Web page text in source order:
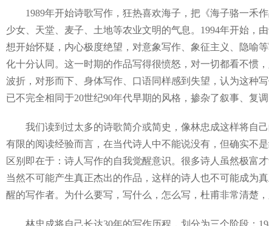
1989年开始诗歌写作，狂热喜欢海子，把《海子骆一禾作
少女、天堂、麦子、土地等农业文明的气息。1994年开始，
想开始怀疑，内心极度绝望，对意象写作、象征主义、隐喻
化十分认同。这一时期的作品写得很愤怒，对一切都看不惯
波折，对形而下、身体写作、口语同样感到失望，认为这种
已不完全相同于20世纪90年代早期的风格，掺杂了叙事、复
我们读到过太多的诗歌简介或简史，像林忠成这样将自己
有限的阅读经验而言，在当代诗人中不能说没有，但确实不
区别即在于：诗人写作的自我觉醒意识。很多诗人虽然极富
当然不可能产生真正杰出的作品，这样的诗人也不可能成为
醒的写作者。为什么要写，写什么，怎么写，杜甫非常清楚
林忠成将自己长达30年的写作历程，划分为三个阶段：